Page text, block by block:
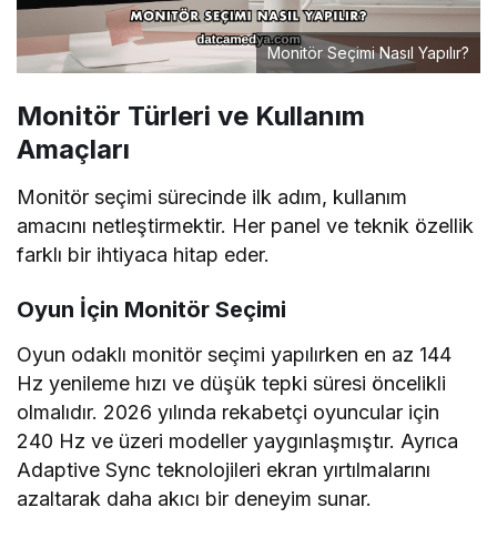
Monitör Seçimi Nasıl Yapılır?
Monitör Türleri ve Kullanım
Amaçları
Monitör seçimi sürecinde ilk adım, kullanım
amacını netleştirmektir. Her panel ve teknik özellik
farklı bir ihtiyaca hitap eder.
Oyun İçin Monitör Seçimi
Oyun odaklı monitör seçimi yapılırken en az 144
Hz yenileme hızı ve düşük tepki süresi öncelikli
olmalıdır. 2026 yılında rekabetçi oyuncular için
240 Hz ve üzeri modeller yaygınlaşmıştır. Ayrıca
Adaptive Sync teknolojileri ekran yırtılmalarını
azaltarak daha akıcı bir deneyim sunar.